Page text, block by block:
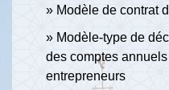
Modèle de contrat
Modèle-type de
des comptes
entrepreneurs